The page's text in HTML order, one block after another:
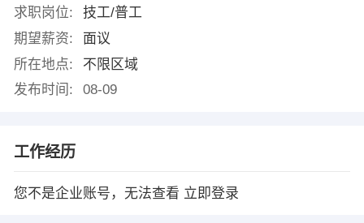
求职岗位:
技工/普工
期望薪资:
面议
所在地点:
不限区域
发布时间:
08-09
工作经历
您不是企业账号，无法查看 立即登录